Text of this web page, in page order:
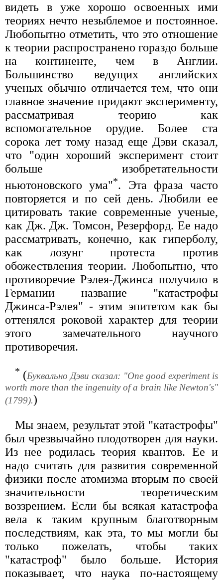
видеть в уже хорошо освоенных ими
теориях нечто незыблемое и постоянное.
Любопытно отметить, что это отношение
к теории распространено гораздо больше
на континенте, чем в Англии.
Большинство ведущих английских
ученых обычно отличается тем, что они
главное значение придают эксперименту,
рассматривая теорию как
вспомогательное орудие. Более ста
сорока лет тому назад еще Дэви сказал,
что "один хороший эксперимент стоит
больше изобретательности
ньютоновского ума"*. Эта фраза часто
повторяется и по сей день. Любили ее
цитировать такие современные ученые,
как Дж. Дж. Томсон, Резерфорд. Ее надо
рассматривать, конечно, как гиперболу,
как лозунг протеста против
обожествления теории. Любопытно, что
противоречие Рэлея-Джинса получило в
Германии название "катастрофы
Джинса-Рэлея" - этим эпитетом как бы
оттенялся роковой характер для теории
этого замечательного научного
противоречия.
* (Буквально Дэви сказал: "One good experiment is
worth more than the ingenuity of a brain like Newton's"
(1799).)
Мы знаем, результат этой "катастрофы"
был чрезвычайно плодотворен для науки.
Из нее родилась теория квантов. Ее и
надо считать для развития современной
физики после атомизма вторым по своей
значительности теоретическим
воззрением. Если бы всякая катастрофа
вела к таким крупным благотворным
последствиям, как эта, то мы могли бы
только пожелать, чтобы таких
"катастроф" было больше. История
показывает, что наука по-настоящему